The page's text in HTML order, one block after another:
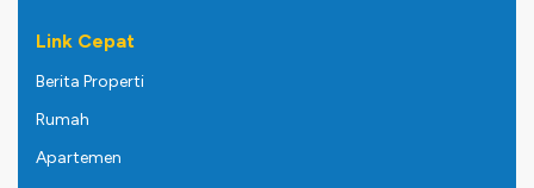
Link Cepat
Berita Properti
Rumah
Apartemen